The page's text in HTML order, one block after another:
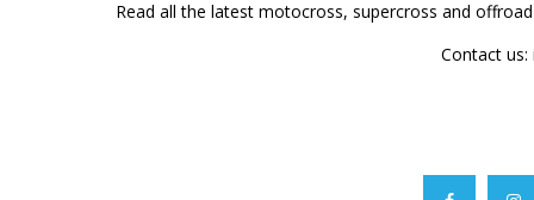
Read all the latest motocross, supercross and
Contact us: